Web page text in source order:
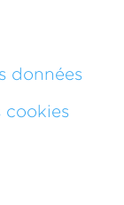
données
cookies